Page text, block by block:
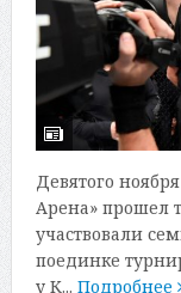
Девятого
Арена» прошел
участвовали
поединке
у К... Подробнее